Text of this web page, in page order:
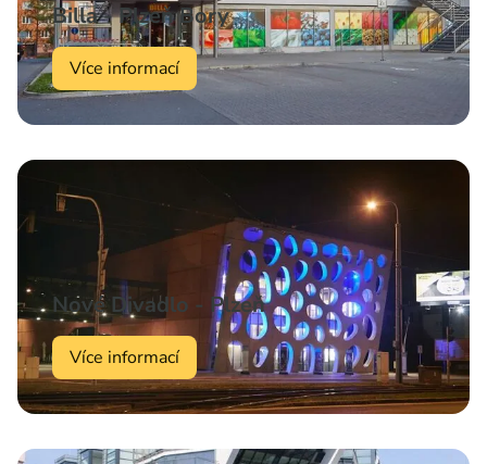
Billa - Plzeň Bory
Více informací
Nové Divadlo - Plzeň
Více informací